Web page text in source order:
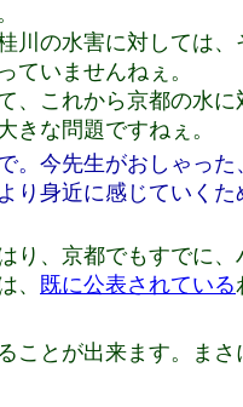
川の水害に対しては
ていませんねぇ。
、これから京都の水
きな問題ですねぇ。
。今先生がおしゃっ
り身近に感じていく
り、京都でもすでに
、 既に公表されている
ことが出来ます。まさ